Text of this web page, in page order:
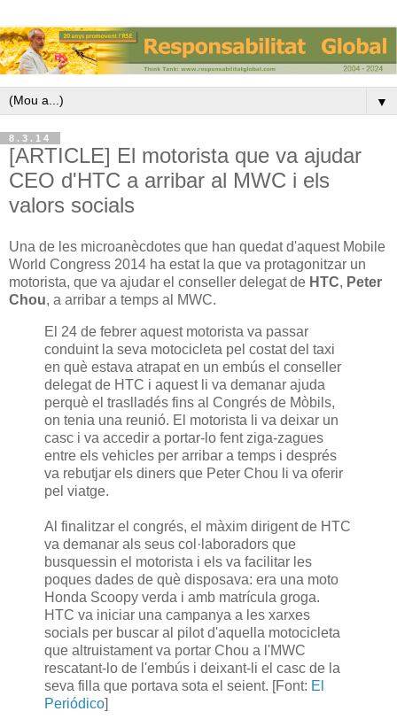
▼
8.3.14
[ARTICLE] El motorista que va ajudar
CEO d'HTC a arribar al MWC i els
valors socials
Una de les microanècdotes que han quedat d'aquest Mobile
World Congress 2014 ha estat la que va protagonitzar un
motorista, que va ajudar el conseller delegat de HTC, Peter
Chou, a arribar a temps al MWC.
El 24 de febrer aquest motorista va passar
conduint la seva motocicleta pel costat del taxi
en què estava atrapat en un embús el conseller
delegat de HTC i aquest li va demanar ajuda
perquè el traslladés fins al Congrés de Mòbils,
on tenia una reunió. El motorista li va deixar un
casc i va accedir a portar-lo fent ziga-zagues
entre els vehicles per arribar a temps i després
va rebutjar els diners que Peter Chou li va oferir
pel viatge.
Al finalitzar el congrés, el màxim dirigent de HTC
va demanar als seus col·laboradors que
busquessin el motorista i els va facilitar les
poques dades de què disposava: era una moto
Honda Scoopy verda i amb matrícula groga.
HTC va iniciar una campanya a les xarxes
socials per buscar al pilot d'aquella motocicleta
que altruistament va portar Chou a l'MWC
rescatant-lo de l'embús i deixant-li el casc de la
seva filla que portava sota el seient. [Font: El
Periódico]